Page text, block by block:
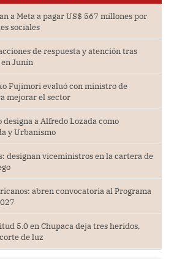
a Meta a pagar US$ 567 millones por
sociales
de respuesta y atención tras
Junín
Fujimori evaluó con ministro de
mejorar el sector
designa a Alfredo Lozada como
y Urbanismo
designan viceministros en la cartera de
abren convocatoria al Programa
5.0 en Chupaca deja tres heridos,
de luz